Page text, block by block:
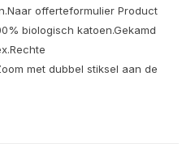
offerteformulier Product
biologisch katoen.Gekamd
met dubbel stiksel aan de